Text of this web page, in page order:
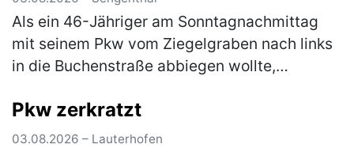
Als ein 46-Jähriger am Sonntagnachmittag
mit seinem Pkw vom Ziegelgraben nach links
in die Buchenstraße abbiegen wollte,
die nicht weit genug rechts fuhr.…
Pkw zerkratzt
03.08.2026 – Lauterhofen